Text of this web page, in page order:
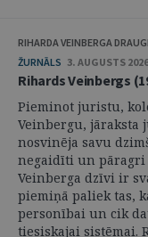
RIHARDA VEINBERGA
ŽURNĀLS 3. AUGUSTS
Rihards Veinbergs
Pieminot juristu,
Veinbergu, jāraksta
nosvinēja savu
negaidīti un pāragri
Veinberga dzīvi ir
piemiņā paliek tas,
personībai un cik
tiesiskajai sistēmai.